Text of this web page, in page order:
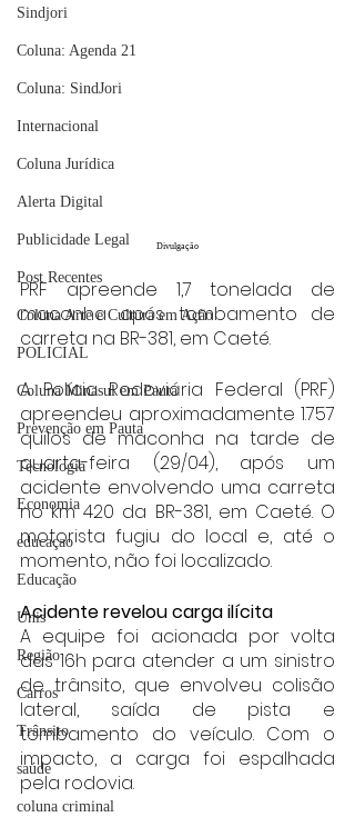
Sindjori
Coluna: Agenda 21
Coluna: SindJori
Internacional
Coluna Jurídica
Alerta Digital
Publicidade Legal
Post Recentes
Coluna Arte e Cultura em Ação
POLICIAL
Coluna Minasul em Pauta
Prevenção em Pauta
Tecnologia
Economia
educaçao
Educação
Unis
Região
Carros
Trânsito
saúde
coluna criminal
Divulgação
PRF apreende 1,7 tonelada de
maconha após tombamento de
carreta na BR-381, em Caeté.
A Polícia Rodoviária Federal (PRF)
apreendeu aproximadamente 1.757
quilos de maconha na tarde de
quarta-feira (29/04), após um
acidente envolvendo uma carreta
no km 420 da BR-381, em Caeté. O
motorista fugiu do local e, até o
momento, não foi localizado.
Acidente revelou carga ilícita
A equipe foi acionada por volta
das 16h para atender a um sinistro
de trânsito, que envolveu colisão
lateral, saída de pista e
tombamento do veículo. Com o
impacto, a carga foi espalhada
pela rodovia.